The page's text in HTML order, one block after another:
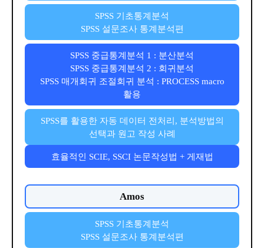
SPSS 기초통계분석
SPSS 설문조사 통계분석편
SPSS 중급통계분석 1 : 분산분석
SPSS 중급통계분석 2 : 회귀분석
SPSS 매개회귀 조절회귀 분석 : PROCESS macro
활용
SPSS를 활용한 자동 데이터 전처리, 분석방법의
선택과 원고 작성 사례
효율적인 SCIE, SSCI 논문작성법 + 게재법
Amos
SPSS 기초통계분석
SPSS 설문조사 통계분석편